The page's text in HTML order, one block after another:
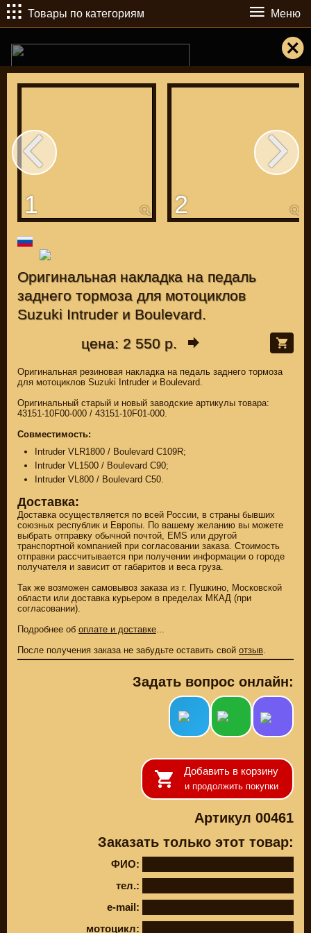
1 2
Оригинальная накладка на педаль
заднего тормоза для мотоциклов
Suzuki Intruder и Boulevard.
цена: 2 550 р.
Оригинальная резиновая накладка на педаль заднего тормоза
для мотоциклов Suzuki Intruder и Boulevard.
Оригинальный старый и новый заводские артикулы товара:
43151-10F00-000 / 43151-10F01-000.
Совместимость:
Intruder VLR1800 / Boulevard C109R;
Intruder VL1500 / Boulevard C90;
Intruder VL800 / Boulevard C50.
Доставка:
Доставка осуществляется по всей России, в страны бывших
союзных республик и Европы. По вашему желанию вы можете
выбрать отправку обычной почтой, EMS или другой
транспортной компанией при согласовании заказа. Стоимость
отправки рассчитывается при получении информации о городе
получателя и зависит от габаритов и веса груза.
Так же возможен самовывоз заказа из г. Пушкино, Московской
области или доставка курьером в пределах МКАД (при
согласовании).
Подробнее об оплате и доставке...
После получения заказа не забудьте оставить свой отзыв.
Задать вопрос онлайн:
Добавить в корзину
и продолжить покупки
Артикул 00461
Заказать только этот товар:
ФИО:
тел.:
e-mail:
мотоцикл:
Товары по категориям Меню
ЗАПЧАСТИ CUSTOM
SUZUKI